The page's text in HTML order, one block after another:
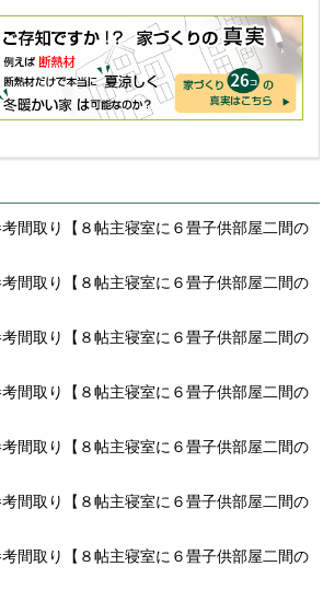
間取り【８帖主寝室に６畳子供部屋二間の
間取り【８帖主寝室に６畳子供部屋二間の
間取り【８帖主寝室に６畳子供部屋二間の
間取り【８帖主寝室に６畳子供部屋二間の
間取り【８帖主寝室に６畳子供部屋二間の
間取り【８帖主寝室に６畳子供部屋二間の
間取り【８帖主寝室に６畳子供部屋二間の